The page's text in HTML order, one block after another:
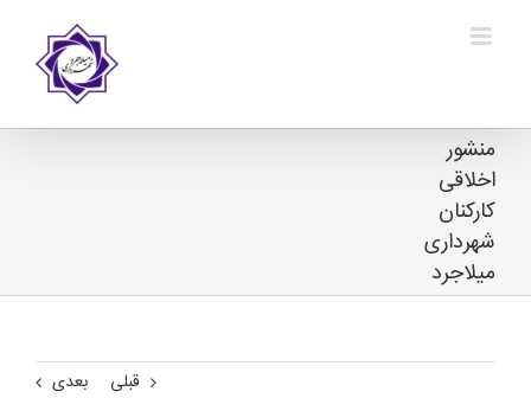
منشور
اخلاقی
کارکنان
شهرداری
میلاجرد
قبلی بعدی